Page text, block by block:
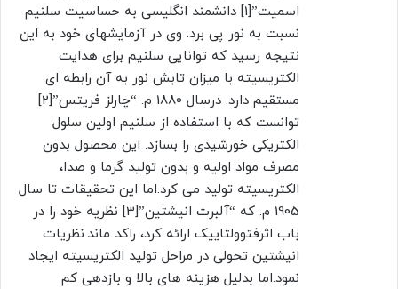
اسمیت”[1] دانشمند انگلیسی به حساسیت سلنیم
نسبت به نور پی برد. وی در آزمایشهای خود به این
نتیجه رسید که توانایی سلنیم برای هدایت
الکتریسیته با میزان تابش نور به آن رابطه ای
مستقیم دارد. درسال 1880 م. “چارلز فریتس”[2]
توانست که با استفاده از سلنیم اولین سلول
الکتریکی خورشیدی را بسازد. این محصول بدون
مصرف مواد اولیه و بدون تولید گرما و صدا،
الکتریسیته تولید می کرد.اما این تحقیقات تا سال
1905 م. که “آلبرت انیشتین”[3] نظریه خود را در
باب اثرفتوولتاییک ارائه کرد، راکد ماند.نظریات
انیشتین تحولی در مراحل تولید الکتریسیته ایجاد
نمود.اما بدلیل هزینه های بالا و بازدهی کم